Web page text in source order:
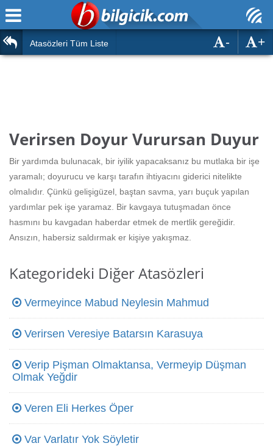
Ana Sayfa
Türk Tarihi & Kültürü
Eğitim
Diğer
Duvar Yazıları
Hesaplamalar
Oyun
Eğitim Haberleri
Atasözleri Tüm Liste +
-
Verirsen Doyur Vurursan Duyur
Bir yardımda bulunacak, bir iyilik yapacaksanız bu mutlaka bir işe
yaramalı; doyurucu ve karşı tarafın ihtiyacını giderici nitelikte
olmalıdır. Çünkü gelişigüzel, baştan savma, yarı buçuk yapılan
yardımlar pek işe yaramaz. Bir kavgaya tutuşmadan önce
hasmını bu kavgadan haberdar etmek de mertlik gereğidir.
Ansızın, habersiz saldırmak er kişiye yakışmaz.
Kategorideki Diğer Atasözleri
Vermeyince Mabud Neylesin Mahmud
Verirsen Veresiye Batarsın Karasuya
Verip Pişman Olmaktansa, Vermeyip Düşman
Olmak Yeğdir
Veren Eli Herkes Öper
Var Varlatır Yok Söyletir